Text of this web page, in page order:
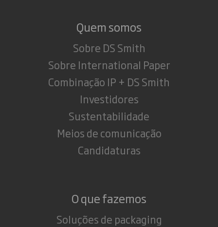
Quem somos
Sobre DS Smith
Sobre International Paper
Combinação IP + DS Smith
Investidores
Sustentabilidade
Meios de comunicação
Candidaturas
O que fazemos
Soluções de packaging